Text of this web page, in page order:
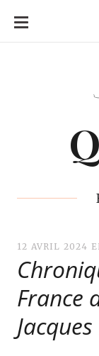
ALLER
CONTENU
12 AVRIL 2024
France